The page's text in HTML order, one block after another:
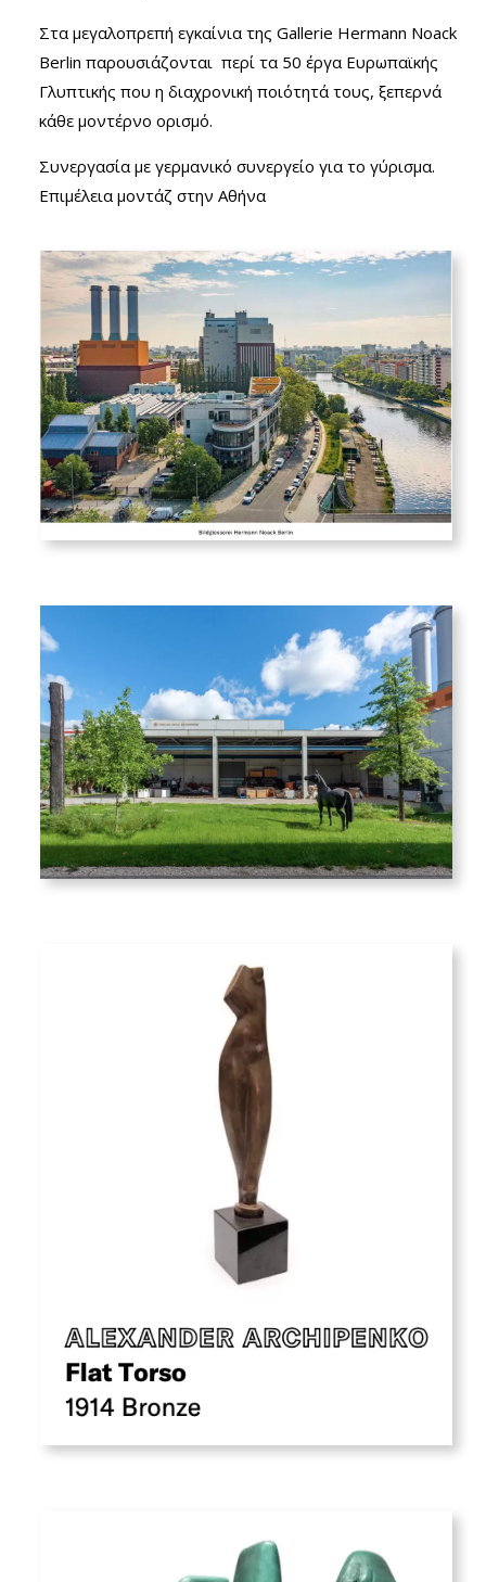
Στα μεγαλοπρεπή εγκαίνια της Gallerie Hermann Noack
Berlin παρουσιάζονται περί τα 50 έργα Ευρωπαϊκής
Γλυπτικής που η διαχρονική ποιότητά τους, ξεπερνά
κάθε μοντέρνο ορισμό.
Συνεργασία με γερμανικό συνεργείο για το γύρισμα.
Επιμέλεια μοντάζ στην Αθήνα